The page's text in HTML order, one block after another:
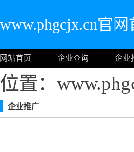
www.phgcjx.cn官网
网站首页 企业查询 企业
位置：
企业推广